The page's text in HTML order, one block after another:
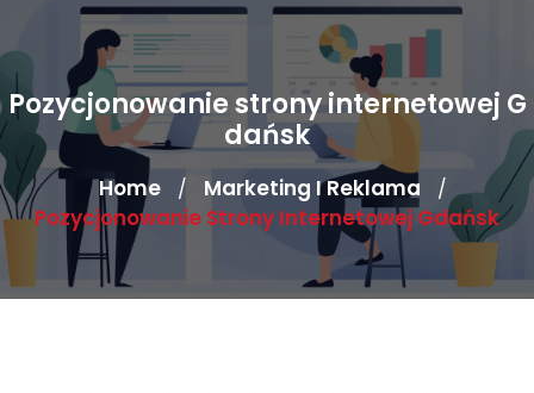
Pozycjonowanie strony internetowej G
dańsk
Home / Marketing I Reklama /
Pozycjonowanie Strony Internetowej Gdańsk